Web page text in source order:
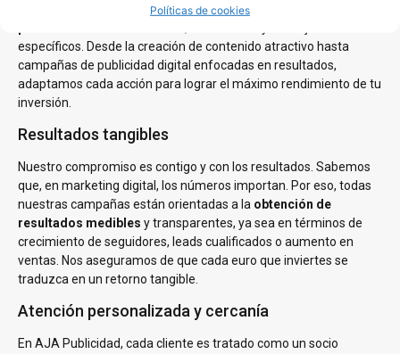
Políticas de cookies
Cada estrategia que diseñamos se basa en un
específicos. Desde la creación de contenido atractivo hasta
campañas de publicidad digital enfocadas en resultados,
adaptamos cada acción para lograr el máximo rendimiento de tu
inversión.
Resultados tangibles
Nuestro compromiso es contigo y con los resultados. Sabemos
que, en marketing digital, los números importan. Por eso, todas
nuestras campañas están orientadas a la obtención de
resultados medibles y transparentes, ya sea en términos de
crecimiento de seguidores, leads cualificados o aumento en
ventas. Nos aseguramos de que cada euro que inviertes se
traduzca en un retorno tangible.
Atención personalizada y cercanía
En AJA Publicidad, cada cliente es tratado como un socio